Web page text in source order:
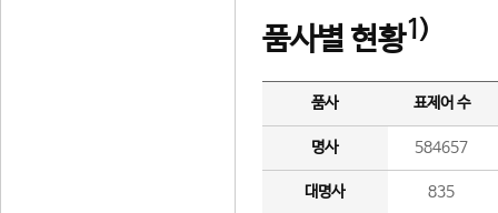
품사별 현황1)
품사 표제어 수
명사 584657
대명사 835